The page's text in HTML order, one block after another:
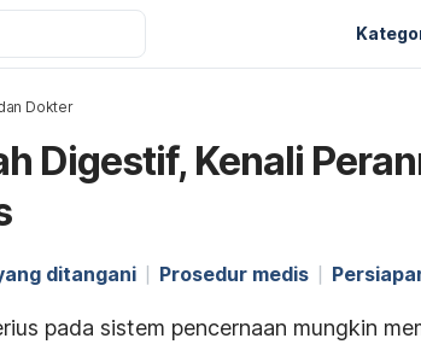
Dokter
Digestif, Kenali
ditangani Prosedur medis
pada sistem pencernaan mungkin